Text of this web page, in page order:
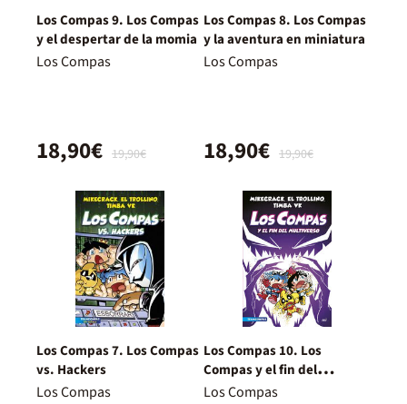
Los Compas 9. Los Compas
y el despertar de la momia
Los Compas
19,90€
18,90€
Los Compas 8. Los Compas
y la aventura en miniatura
Los Compas
19,90€
18,90€
Los Compas 7. Los Compas
vs. Hackers
Los Compas
Los Compas 10. Los
Compas y el fin del
Multiverso
Los Compas